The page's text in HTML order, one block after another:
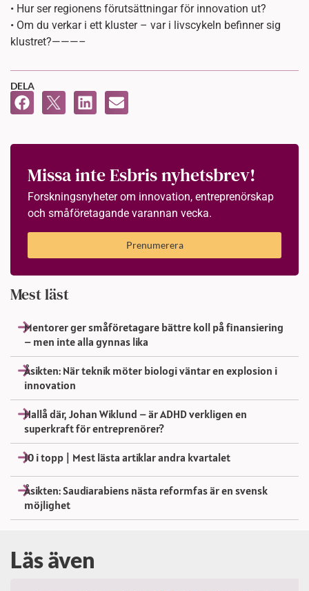
• Hur ser regionens förutsättningar för innovation ut?
• Om du verkar i ett kluster – var i livscykeln befinner sig
klustret?———–
DELA
Missa inte Esbris nyhetsbrev!
Forskningsnyheter om innovation, entreprenörskap
och småföretagande varannan vecka.
Prenumerera
Mest läst
Mentorer ger småföretagare bättre koll på finansiering
– men inte alla gynnas lika
Åsikten: När teknik möter biologi väntar en explosion i
innovation
Hallå där, Johan Wiklund – är ADHD verkligen en
superkraft för entreprenörer?
10 i topp | Mest lästa artiklar andra kvartalet
Åsikten: Saudiarabiens nästa reformfas är en svensk
möjlighet
Läs även